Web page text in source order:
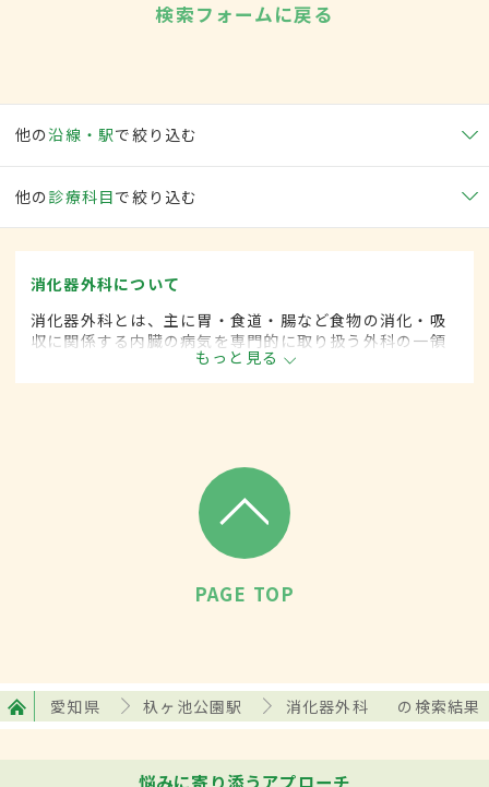
検索フォームに戻る
他の沿線・駅で絞り込む
他の 診療科目で絞り込む
消化器外科について
消化器外科とは、主に胃・食道・腸など食物の消化・吸
収に関係する内臓の病気を専門的に取り扱う外科の一領
域です。平成20年4月の制度改正前は、消化器科と呼ば
れていました。
もっと見る
PAGE TOP
愛知県 杁ヶ池公園駅 消化器外科 の検索結果
悩みに寄り添うアプローチ